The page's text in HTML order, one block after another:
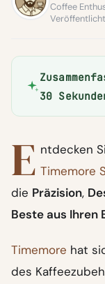
Coffee
30
E ntdecken
Timemore
die Präzision,
Beste aus Ihren
Timemore hat
des